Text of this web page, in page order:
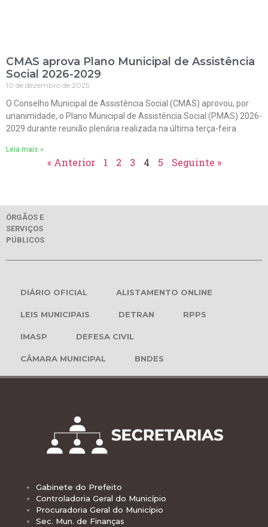
CMAS aprova Plano Municipal de Assistência
Social 2026-2029
10 de dezembro de 2025
O Conselho Municipal de Assistência Social (CMAS) aprovou, por
unanimidade, o Plano Municipal de Assistência Social (PMAS) 2026-
2029 durante reunião plenária realizada na última terça-feira
Leia mais »
« Anterior 1 2 3 4 5 Seguinte »
ÓRGÃOS E
SERVIÇOS
PÚBLICOS
DIÁRIO OFICIAL ALISTAMENTO ONLINE
LEIS MUNICIPAIS DETRAN RPPS
IMASP DEFESA CIVIL
CÂMARA MUNICIPAL BNDES
Gabinete do Prefeito
Controladoria Geral do Município
Procuradoria Geral do Município
Sec. Mun. de Finanças